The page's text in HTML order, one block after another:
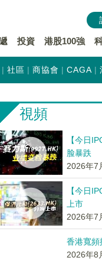
投資 港股100強
社區 商協會 CAGA
視頻
【今日
脸暴跌
2026年7
【今日
上市
2026年7
香港寬頻
2026年8